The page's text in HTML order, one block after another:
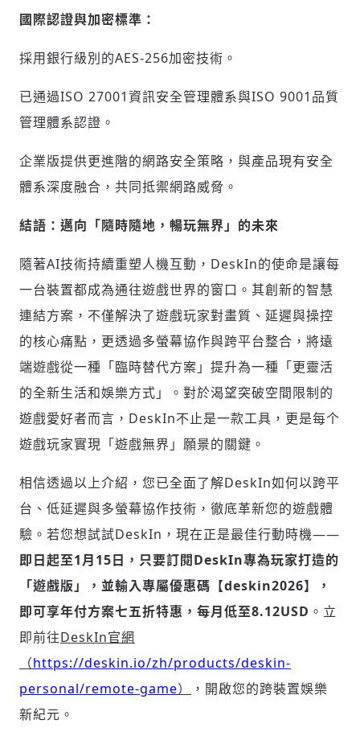
國際認證與加密標準：
採用銀行級別的AES-256加密技術。
已通過ISO 27001資訊安全管理體系與ISO 9001品質
管理體系認證。
企業版提供更進階的網路安全策略，與產品現有安全
體系深度融合，共同抵禦網路威脅。
結語：邁向「隨時隨地，暢玩無界」的未來
隨著AI技術持續重塑人機互動，DeskIn的使命是讓每
一台裝置都成為通往遊戲世界的窗口。其創新的智慧
連結方案，不僅解決了遊戲玩家對畫質、延遲與操控
的核心痛點，更透過多螢幕協作與跨平台整合，將遠
端遊戲從一種「臨時替代方案」提升為一種「更靈活
的全新生活和娛樂方式」。對於渴望突破空間限制的
遊戲愛好者而言，DeskIn不止是一款工具，更是每个
遊戲玩家實現「遊戲無界」願景的關鍵。
相信透過以上介紹，您已全面了解DeskIn如何以跨平
台、低延遲與多螢幕協作技術，徹底革新您的遊戲體
驗。若您想試試DeskIn，現在正是最佳行動時機——
即日起至1月15日，只要訂閱DeskIn專為玩家打造的
「遊戲版」，並輸入專屬優惠碼【deskin2026】，
即可享年付方案七五折特惠，每月低至8.12USD 。立
即前往DeskIn官網
（https://deskin.io/zh/products/deskin-
personal/remote-game）
，開啟您的跨裝置娛樂
新紀元。